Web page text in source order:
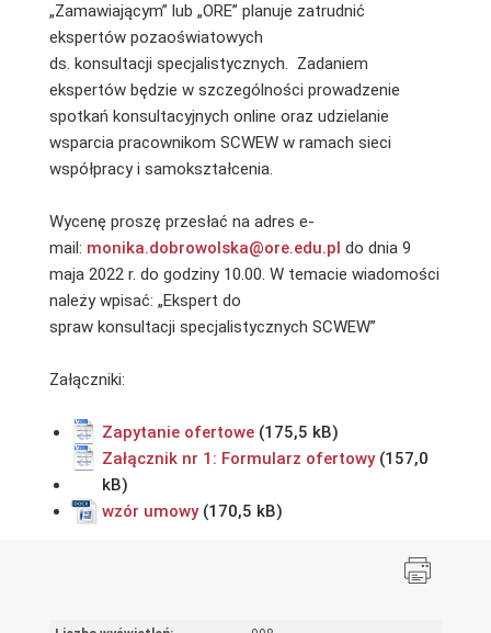
„Zamawiającym” lub „ORE” planuje zatrudnić
ekspertów pozaoświatowych
ds. konsultacji specjalistycznych. Zadaniem
ekspertów będzie w szczególności prowadzenie
spotkań konsultacyjnych online oraz udzielanie
wsparcia pracownikom SCWEW w ramach sieci
współpracy i samokształcenia.
Wycenę proszę przesłać na adres e-
mail: monika.dobrowolska@ore.edu.pl do dnia 9
maja 2022 r. do godziny 10.00. W temacie wiadomości
należy wpisać: „Ekspert do
spraw konsultacji specjalistycznych SCWEW”
Załączniki:
Zapytanie ofertowe
Załącznik nr 1: Formularz ofertowy
wzór umowy